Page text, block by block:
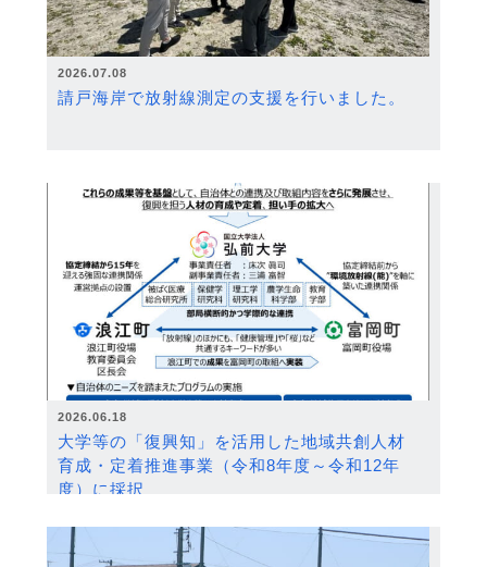
2026.07.08
請戸海岸で放射線測定の支援を行いました。
2026.06.18
大学等の「復興知」を活用した地域共創人材
育成・定着推進事業（令和8年度～令和12年
度）に採択